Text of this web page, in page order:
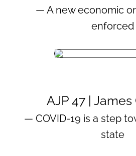
— A new economic
enforced
AJP 47 |
— COVID-19 is a step
state